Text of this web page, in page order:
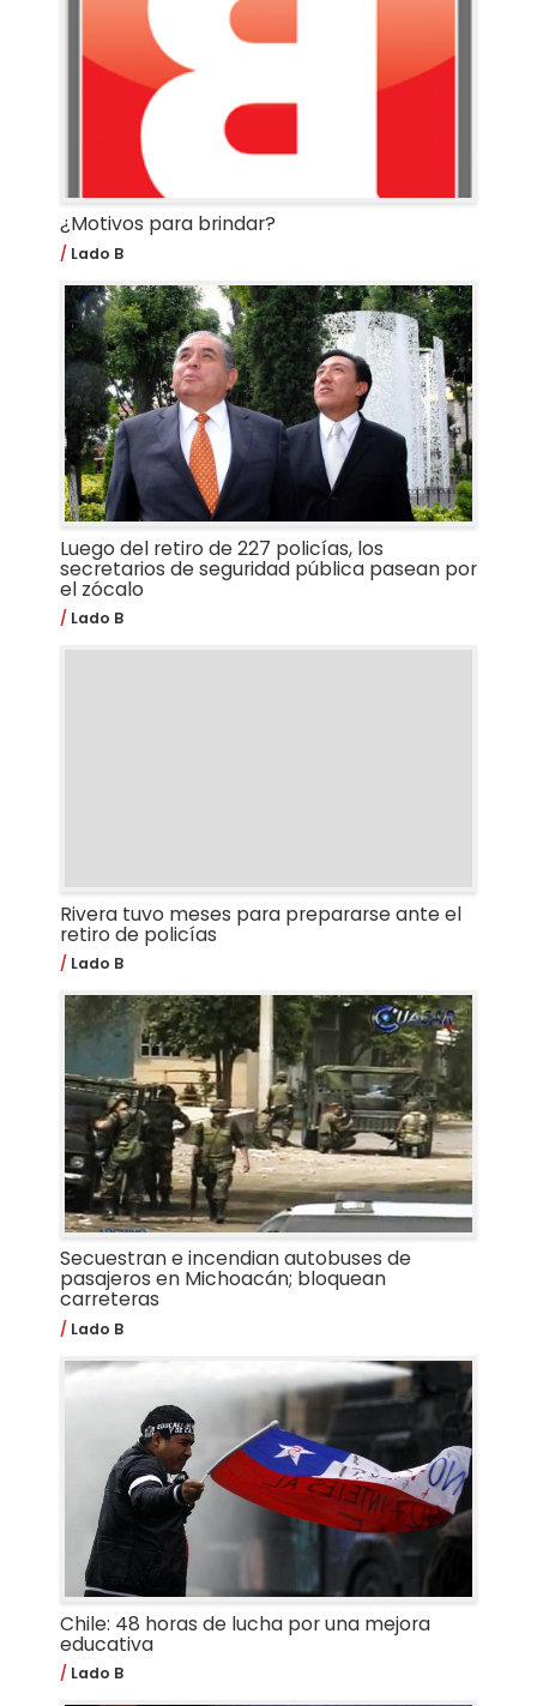
¿Motivos para brindar?
Lado B
Luego del retiro de 227 policías, los
secretarios de seguridad pública pasean por
el zócalo
Lado B
Rivera tuvo meses para prepararse ante el
retiro de policías
Lado B
Secuestran e incendian autobuses de
pasajeros en Michoacán; bloquean
carreteras
Lado B
Chile: 48 horas de lucha por una mejora
educativa
Lado B